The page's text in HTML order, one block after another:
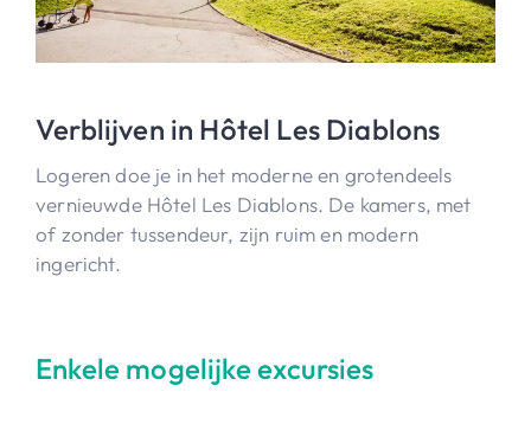
Verblijven in Hôtel Les Diablons
Logeren doe je in het moderne en grotendeels
vernieuwde Hôtel Les Diablons. De kamers, met
of zonder tussendeur, zijn ruim en modern
ingericht.
Enkele mogelijke excursies